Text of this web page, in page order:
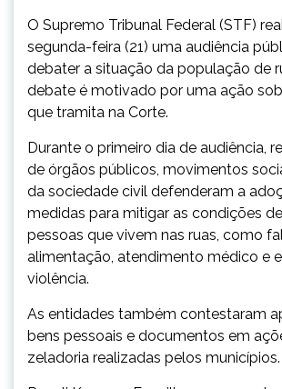
O Supremo Tribunal Federal (STF)
segunda-feira (21) uma audiência
debater a situação da população de
debate é motivado por uma ação
que tramita na Corte.
Durante o primeiro dia de audiência,
de órgãos públicos, movimentos
da sociedade civil defenderam a
medidas para mitigar as condições
pessoas que vivem nas ruas, como
alimentação, atendimento médico e
violência.
As entidades também contestaram
bens pessoais e documentos em
zeladoria realizadas pelos municípios.